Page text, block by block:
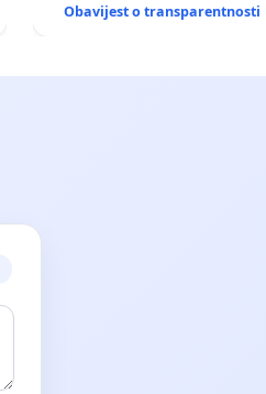
Obavijest o transparentnosti